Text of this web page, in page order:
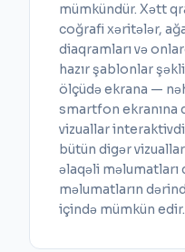
mümkündür. Xətt
coğrafi xəritələr,
diaqramları və
hazır şablonlar
ölçüdə ekrana —
smartfon ekranına
vizuallar
bütün digər
əlaqəli məlumatları
məlumatların
içində mümkün edir.